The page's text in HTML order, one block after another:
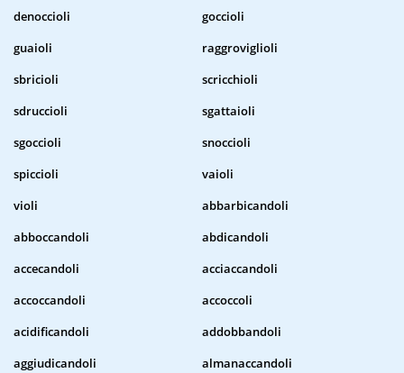
denoccioli
goccioli
guaioli
raggroviglioli
sbricioli
scricchioli
sdruccioli
sgattaioli
sgoccioli
snoccioli
spiccioli
vaioli
violi
abbarbicandoli
abboccandoli
abdicandoli
accecandoli
acciaccandoli
accoccandoli
accoccoli
acidificandoli
addobbandoli
aggiudicandoli
almanaccandoli